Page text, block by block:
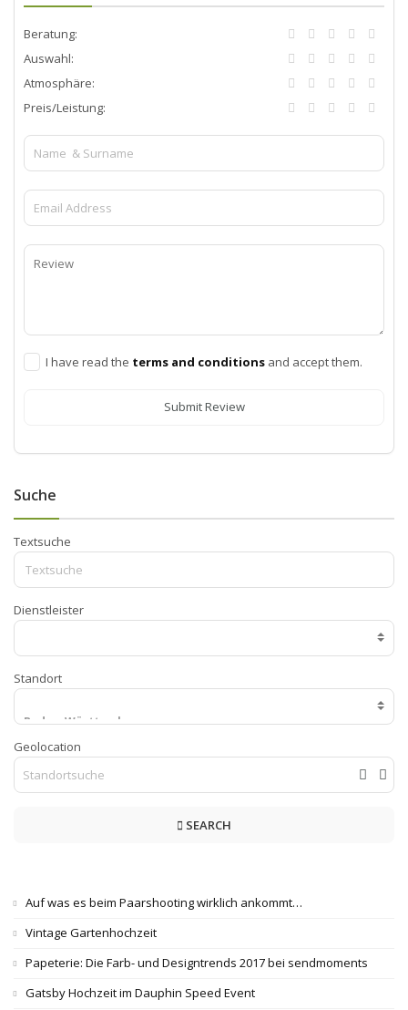
Beratung:
Auswahl:
Atmosphäre:
Preis/Leistung:
I have read the terms and conditions and accept them.
Submit Review
Suche
Textsuche
Dienstleister
Standort
Geolocation
SEARCH
Auf was es beim Paarshooting wirklich ankommt…
Vintage Gartenhochzeit
Papeterie: Die Farb- und Designtrends 2017 bei sendmoments
Gatsby Hochzeit im Dauphin Speed Event